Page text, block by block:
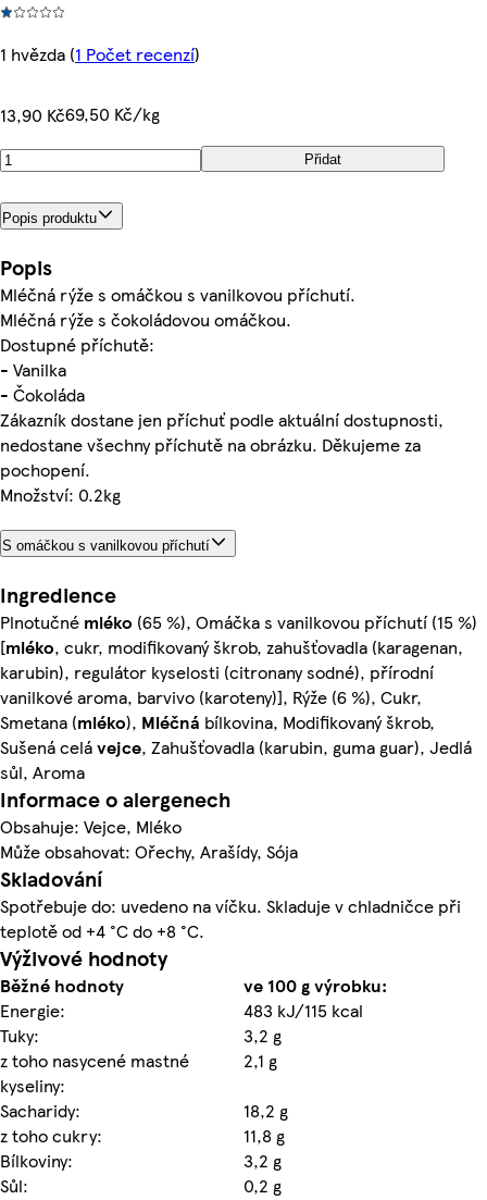
1 hvězda (1 Počet recenzí)
13,90 Kč69,50 Kč/kg
Přidat
Popis produktu
Popis
Mléčná rýže s omáčkou s vanilkovou příchutí.
Mléčná rýže s čokoládovou omáčkou.
Dostupné příchutě:
- Vanilka
- Čokoláda
Zákazník dostane jen příchuť podle aktuální dostupnosti,
nedostane všechny příchutě na obrázku. Děkujeme za
pochopení.
Množství: 0.2kg
S omáčkou s vanilkovou příchutí
Ingredience
Plnotučné mléko (65 %), Omáčka s vanilkovou příchutí (15 %)
[mléko, cukr, modifikovaný škrob, zahušťovadla (karagenan,
karubin), regulátor kyselosti (citronany sodné), přírodní
vanilkové aroma, barvivo (karoteny)], Rýže (6 %), Cukr,
Smetana (mléko), Mléčná bílkovina, Modifikovaný škrob,
Sušená celávejce, Zahušťovadla (karubin, guma guar), Jedlá
sůl, Aroma
Informace o alergenech
Obsahuje: Vejce, Mléko
Může obsahovat: Ořechy, Arašídy, Sója
Skladování
Spotřebuje do: uvedeno na víčku. Skladuje v chladničce při
teplotě od +4 °C do +8 °C.
Výživové hodnoty
Běžné hodnoty
ve 100 g výrobku:
Energie:
483 kJ/115 kcal
Tuky:
3,2 g
z toho nasycené mastné
kyseliny:
2,1 g
Sacharidy:
18,2 g
z toho cukry:
11,8 g
Bílkoviny:
3,2 g
Sůl:
0,2 g